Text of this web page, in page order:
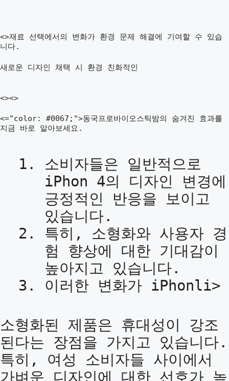
<>재료 선택에서의 변화가 환경 문제 해결에 기여할 수 있습
니다.
새로운 디자인 채택 시 환경 친화적인
<><>
<="color: #0067;">동국프로바이오스틱밤의 숨겨진 효과를
지금 바로 알아보세요.
소비자들은 일반적으로
iPhon 4의 디자인 변경에
긍정적인 반응을 보이고
있습니다.
특히, 소형화와 사용자 경
험 향상에 대한 기대감이
높아지고 있습니다.
이러한 변화가 iPhonli>
소형화된 제품은 휴대성이 강조
된다는 장점을 가지고 있습니다.
특히, 여성 소비자들 사이에서
가벼운 디자인에 대한 선호가 높